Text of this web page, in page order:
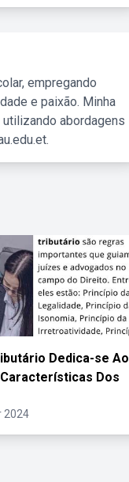
empregando
e paixão. Minha
abordagens
Dedica-se Ao
Dos
2024